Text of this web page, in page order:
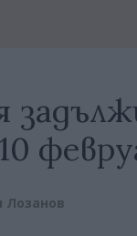
Лозанов